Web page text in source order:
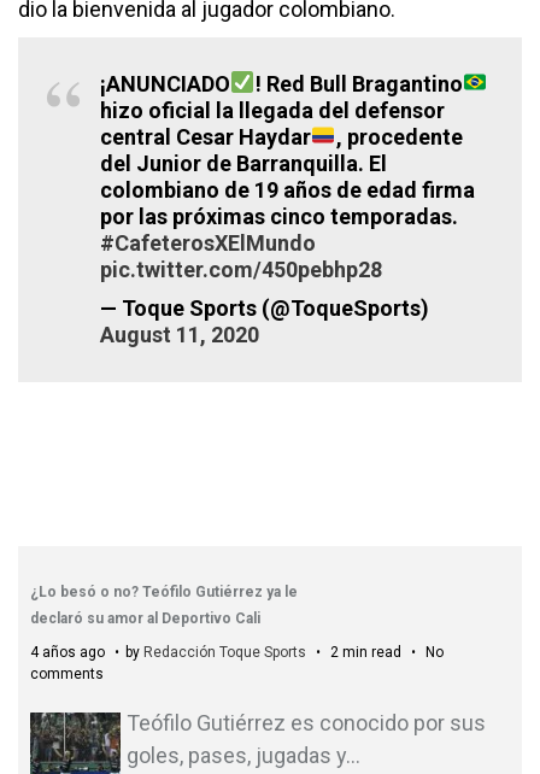
dio la bienvenida al jugador colombiano.
¡ANUNCIADO
! Red Bull Bragantino
hizo oficial la llegada del defensor
central Cesar Haydar
, procedente
del Junior de Barranquilla. El
colombiano de 19 años de edad firma
por las próximas cinco temporadas.
#CafeterosXElMundo
pic.twitter.com/450pebhp28
— Toque Sports (@ToqueSports)
August 11, 2020
¿Lo besó o no? Teófilo Gutiérrez ya le
declaró su amor al Deportivo Cali
4 años ago
by Redacción Toque Sports 2 min read
No
comments
Teófilo Gutiérrez es conocido por sus
goles, pases, jugadas y…